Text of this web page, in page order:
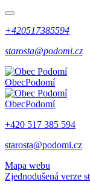
+420517385594
starosta@podomi.cz
ObecPodomí
ObecPodomí
+420 517 385 594
starosta@podomi.cz
Mapa webu
Zjednodušená verze